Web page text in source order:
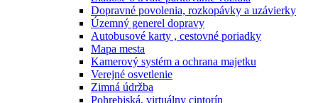
Dopravné povolenia, rozkopávky a uzávierky
Územný generel dopravy
Autobusové karty , cestovné poriadky
Mapa mesta
Kamerový systém a ochrana majetku
Verejné osvetlenie
Zimná údržba
Pohrebiská, virtuálny cintorín